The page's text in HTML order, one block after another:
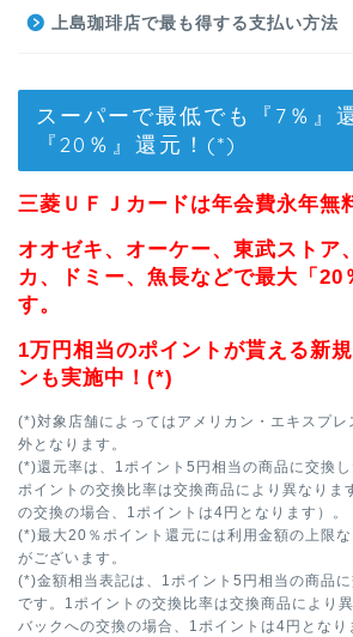
上島珈琲店で最も得する支払い方法
スーパーで最低でも『7％』
『20％』還元！(*)
三菱ＵＦＪカードは年会費永年無
オオゼキ、オーケー、東武ストア
カ、ドミー、魚長などで最大「
す。
1万円相当のポイントが貰える新
ンも実施中！(*)
(*)対象店舗によってはアメリカン・エキスプ
外となります。
(*)還元率は、1ポイント5円相当の商品に交換
ポイントの交換比率は交換商品により異なりま
の交換の場合、1ポイントは4円となります）。
(*)最大20％ポイント還元には利用金額の上限
がございます。
(*)金額相当表記は、1ポイント5円相当の商品
です。1ポイントの交換比率は交換商品により
バックへの交換の場合、1ポイントは4円となり